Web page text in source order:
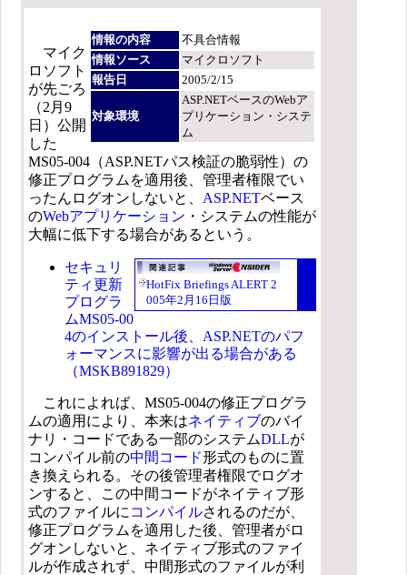
情報の内容
不具合情報
情報ソース
マイクロソフト
報告日
2005/2/15
対象環境
ASP.NETベースのWebア
プリケーション・システ
ム
マイク
ロソフト
が先ごろ
（2月9
日）公開
した
MS05-004（ASP.NETパス検証の脆弱性）の
修正プログラムを適用後、管理者権限でい
ったんログオンしないと、 ASP.NETベース
のWebアプリケーション ・システムの性能が
大幅に低下する場合があるという。
HotFix Briefings ALERT 2
005年2月16日版
セキュリ
ティ更新
プログラ
ムMS05-00
4のインストール後、ASP.NETのパフ
ォーマンスに影響が出る場合がある
（MSKB891829）
これによれば、MS05-004の修正プログラ
ムの適用により、本来はネイティブのバイ
ナリ・コードである一部のシステムDLLが
コンパイル前の中間コード形式のものに置
き換えられる。その後管理者権限でログオ
ンすると、この中間コードがネイティブ形
式のファイルに コンパイルされるのだが、
修正プログラムを適用した後、管理者がロ
グオンしないと、ネイティブ形式のファイ
ルが作成されず、中間形式のファイルが利